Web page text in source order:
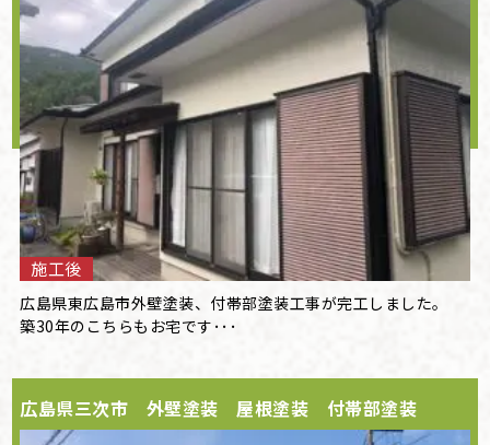
施工後
広島県東広島市外壁塗装、付帯部塗装工事が完工しました。
築30年のこちらもお宅です･･･
広島県三次市 外壁塗装 屋根塗装 付帯部塗装